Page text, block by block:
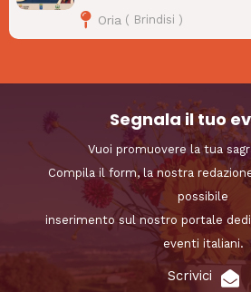
Oria ( Brindisi )
Segnala il tuo
Vuoi promuovere la tua
Compila il form, la nostra
possibile
inserimento sul nostro portale
eventi italiani.
Scrivici